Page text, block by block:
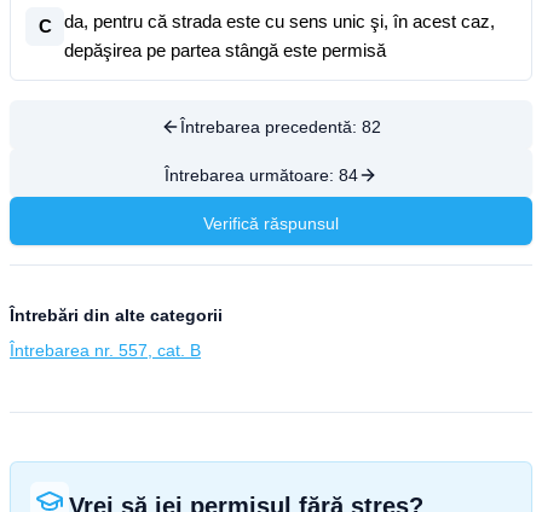
C
da, pentru că strada este cu sens unic şi, în acest caz,
depăşirea pe partea stângă este permisă
Întrebarea precedentă: 82
Întrebarea următoare: 84
Verifică răspunsul
Întrebări din alte categorii
Întrebarea nr. 557, cat. B
Vrei să iei permisul fără stres?